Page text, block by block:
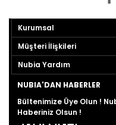
Kurumsal
Müşteri İlişkileri
Nubia Yardım
NUBIA'DAN HABERLER
Bültenimize Üye Olun !
Haberiniz Olsun !